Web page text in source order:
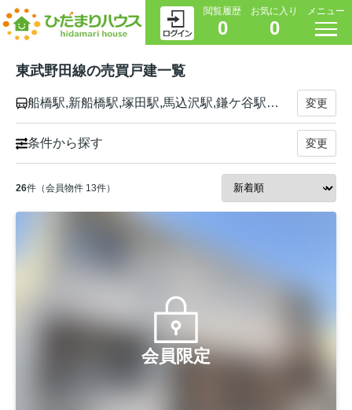
閲覧履歴
0
お気に入り
0
メニュー
東武野田線の売買戸建一覧
船橋駅,新船橋駅,塚田駅,馬込沢駅,鎌ケ谷駅,新鎌ヶ谷駅,六実駅,高柳駅,逆井駅,増尾駅,新柏駅,柏駅,豊四季駅,流山おおたかの森駅,初石駅,江戸川台駅,運河駅,梅郷駅,野田市駅,愛宕駅,清水公園駅,七光台駅,川間駅,南桜井駅,藤の牛島駅,春日部駅,八木崎駅,豊春駅,東岩槻駅,岩槻駅,七里駅,大和田駅,大宮公園駅,北大宮駅,大宮駅 変更
条件から探す 変更
26件（会員物件 13件）
会員限定